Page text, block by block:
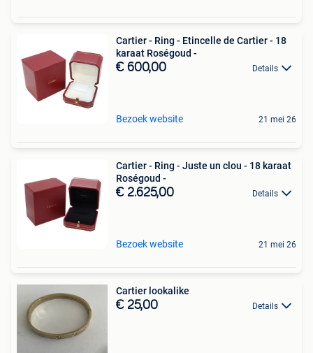
Cartier - Ring - Etincelle de Cartier - 18
karaat Roségoud -
€ 600,00 Details
Bezoek website 21 mei 26
Cartier - Ring - Juste un clou - 18 karaat
Roségoud -
€ 2.625,00 Details
Bezoek website 21 mei 26
Cartier lookalike
€ 25,00 Details